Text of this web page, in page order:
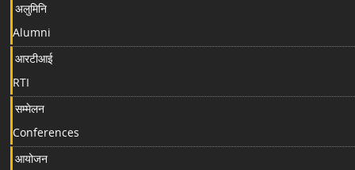
अलुमिनि
Alumni
आरटीआई
RTI
सम्मेलन
Conferences
आयोजन